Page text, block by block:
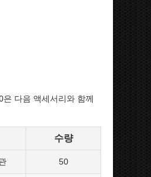
다음 액세서리와 함께
수량
50